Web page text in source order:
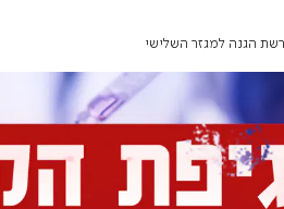
רשת הגנה למגזר השלישי